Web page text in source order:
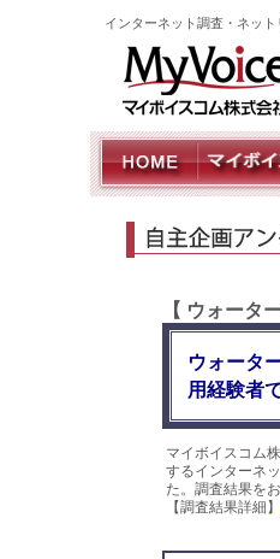
インターネット調査・ネッ
【 ウォータ
ウォータ
用経験者
マイボイスコム
するインターネ
た。調査結果を
【調査結果詳細】